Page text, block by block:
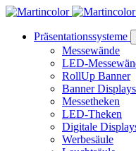
Präsentationssysteme
Messewände
LED-
RollUp Banner
Banner Displays
Messetheken
LED-Theken
Digitale
Werbesäule